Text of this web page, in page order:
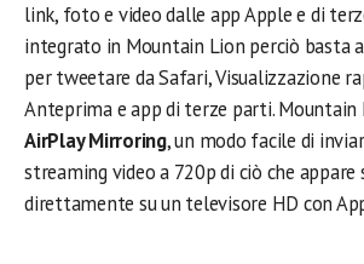
link, foto e video dalle app Apple e di
integrato in Mountain Lion perciò basta
per tweetare da Safari, Visualizzazione
Anteprima e app di terze parti. Mountain
AirPlay Mirroring, un modo facile di
streaming video a 720p di ciò che appare
direttamente su un televisore HD con